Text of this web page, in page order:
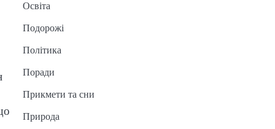
Освіта
Подорожі
Політика
Поради
Прикмети та сни
Природа